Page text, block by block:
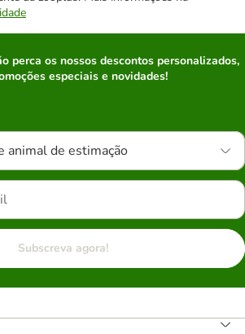
perca os nossos descontos personalizados,
especiais e novidades!
animal de estimação
Subscreva agora!